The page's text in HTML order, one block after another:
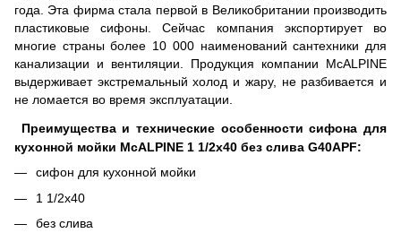
года. Эта фирма стала первой в Великобритании производить
пластиковые сифоны. Сейчас компания экспортирует во
многие страны более 10 000 наименований сантехники для
канализации и вентиляции. Продукция компании McALPINE
выдерживает экстремальный холод и жару, не разбивается и
не ломается во время эксплуатации.
Преимущества и технические особенности сифона для
кухонной мойки McALPINE 1 1/2х40 без слива G40APF:
сифон для кухонной мойки
1 1/2х40
без слива